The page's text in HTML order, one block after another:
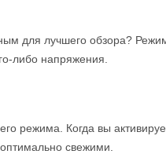
для лучшего обзора?
либо напряжения.
режима. Когда вы
свежими.